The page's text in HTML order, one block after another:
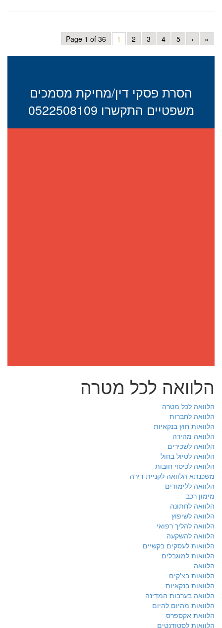
Page 1 of 36 1 2 3 4 5 › »
הסרת פסקי דין/מחיקת מסמכים
משפטיים התקשרו 0522508109
הלוואה לכל מטרה
הלוואה לכל מטרה
הלוואה לחברות
הלוואות חוץ בנקאיות
הלוואה מהירה
הלוואה לשכירים
הלוואה לטיול בחול
הלוואה לכיסוי חובות
משכנתא הלוואה לקניית דירה
הלוואה ללימודים
מימון רכב
הלוואה לחתונה
הלוואה לשיפוץ
הלוואה להליך רפואי
הלוואה להשקעה
הלוואות לעסקים בקשיים
הלוואות למוגבלים
הלוואה
הלוואות בצ'קים
הלוואות בנקאיות
הלוואה בערבות המדינה
הלוואות מהיום להיום
הלוואת אקספרס
הלוואות לסטודנטים